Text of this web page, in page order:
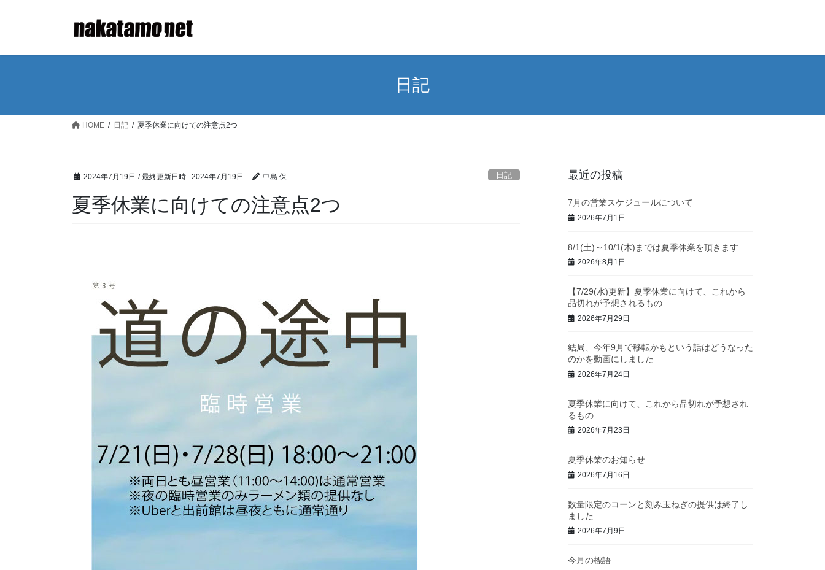
日記
HOME 日記 夏季休業に向けての注意点2つ
2024年7月19日 / 最終更新日時 : 2024年7月19日 中島 保 日記
夏季休業に向けての注意点2つ
最近の投稿
7月の営業スケジュールについて
2026年7月1日
8/1(土)～10/1(木)までは夏季休業を頂きます
2026年8月1日
【7/29(水)更新】夏季休業に向けて、これから
品切れが予想されるもの
2026年7月29日
結局、今年9月で移転かもという話はどうなった
のかを動画にしました
2026年7月24日
夏季休業に向けて、これから品切れが予想され
るもの
2026年7月23日
夏季休業のお知らせ
2026年7月16日
数量限定のコーンと刻み玉ねぎの提供は終了し
ました
2026年7月9日
今月の標語